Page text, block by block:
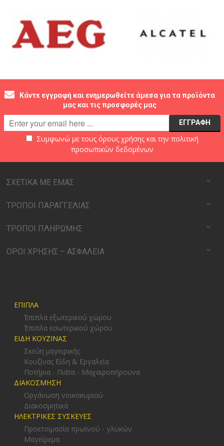
Κάντε εγγραφή και ενημερωθείτε άμεσα για τα προϊόντα
μας και τις προσφορές μας
Συμφωνώ με τους όρους χρήσηςκαι την πολιτική
προσωπικών δεδομένων
ΣΧΕΤΙΚΑ ΜΕ ΕΜΑΣ
ΤΡΟΠΟΙ ΠΑΡΑΓΓΕΛΙΑΣ
ΤΡΟΠΟΙ ΠΛΗΡΩΜΗΣ
ΟΡΟΙ ΧΡΗΣΗΣ – ΑΣΦΑΛΕΙΑ
ΕΠΙΠΛΑ
Έπιπλα εξωτερικού χώρου
Έπιπλα εσωτερικού χώρου
ΕΙΔΗ ΚΟΥΖΙΝΑΣ
Σκεύη μαγειρικής
Κουζίνας Είδη & Εργαλεία
Ποτήρια - Πιάτα - Μαχαιροπήρουνα
ΔΙΑΚΟΣΜΗΣΗ
Οργάνωση νοικοκυριού
Διακοσμητικά
ΗΛΕΚΤΡΙΚΕΣ ΣΥΣΚΕΥΕΣ
Προετοιμασία πρωϊνού - γλυκών
Μαγείρεμα